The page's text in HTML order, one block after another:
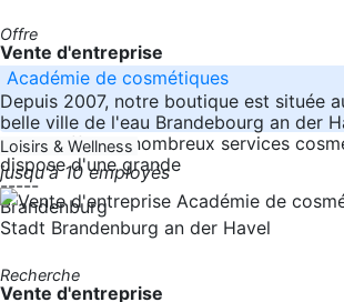
Offre
Vente d'entreprise
Académie de cosmétiques
Depuis 2007, notre boutique est située
belle ville de l'eau Brandebourg an der
studio offre de nombreux services
dispose d'une grande
-----
Brandenburg
Loisirs & Wellness
jusqu'à 10 employés
Stadt Brandenburg an der Havel
Recherche
Vente d'entreprise